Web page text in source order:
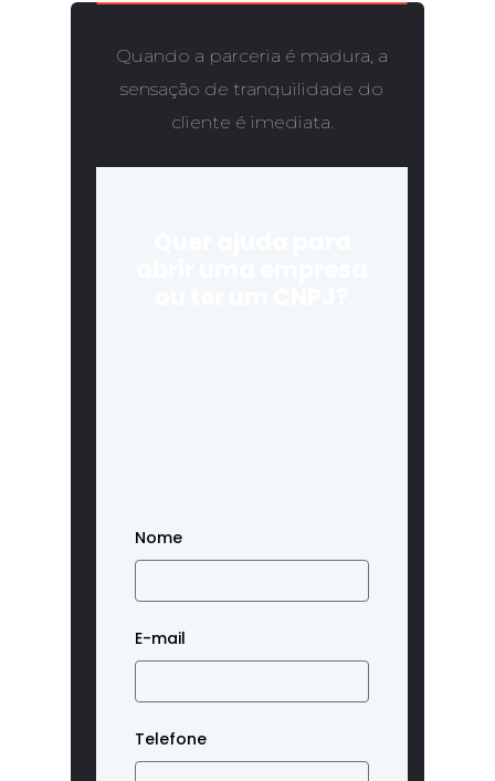
Quando a parceria é madura, a
sensação de tranquilidade do
cliente é imediata.
Nome
E-mail
Telefone